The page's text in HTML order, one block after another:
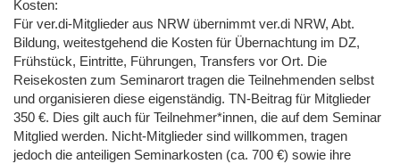
Kosten:
Für ver.di-Mitglieder aus NRW übernimmt ver.di NRW, Abt.
Bildung, weitestgehend die Kosten für Übernachtung im DZ,
Frühstück, Eintritte, Führungen, Transfers vor Ort. Die
Reisekosten zum Seminarort tragen die Teilnehmenden selbst
und organisieren diese eigenständig. TN-Beitrag für Mitglieder
350 €. Dies gilt auch für Teilnehmer*innen, die auf dem Seminar
Mitglied werden. Nicht-Mitglieder sind willkommen, tragen
jedoch die anteiligen Seminarkosten (ca. 700 €) sowie ihre